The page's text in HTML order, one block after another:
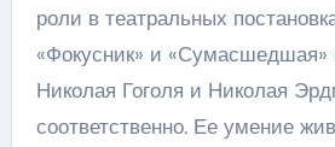
роли в театральных
«Фокусник» и «Сумасшедшая»
Николая Гоголя и Николая
соответственно. Ее умение